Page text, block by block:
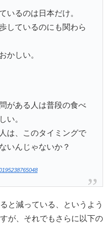
いるのは日本だけ。
しているのにも関わら
かしい。
がある人は普段の食べ
い。
は、このタイミングで
いんじゃないか？
と減っている、というよう
が、それでもさらに以下の